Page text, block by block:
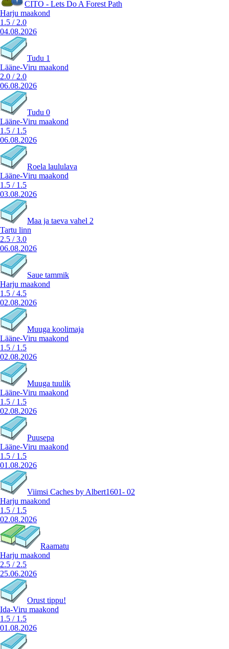
CITO - Lets Do A Forest Path
Harju maakond
1.5 / 2.0
04.08.2026
Tudu 1
Lääne-Viru maakond
2.0 / 2.0
06.08.2026
Tudu 0
Lääne-Viru maakond
1.5 / 1.5
06.08.2026
Roela laululava
Lääne-Viru maakond
1.5 / 1.5
03.08.2026
Maa ja taeva vahel 2
Tartu linn
2.5 /3.0
06.08.2026
Saue tammik
Harju maakond
1.5 /4.5
02.08.2026
Muuga koolimaja
Lääne-Viru maakond
1.5 / 1.5
02.08.2026
Muuga tuulik
Lääne-Viru maakond
1.5 / 1.5
02.08.2026
Puusepa
Lääne-Viru maakond
1.5 / 1.5
01.08.2026
Viimsi Caches by Albert1601- 02
Harju maakond
1.5 / 1.5
02.08.2026
Raamatu
Harju maakond
2.5 / 2.5
25.06.2026
Orust tippu!
Ida-Viru maakond
1.5 / 1.5
01.08.2026